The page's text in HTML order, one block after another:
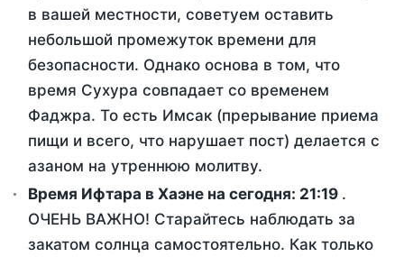
в вашей местности, советуем оставить
небольшой промежуток времени для
безопасности. Однако основа в том, что
время Сухура совпадает со временем
Фаджра. То есть Имсак (прерывание приема
пищи и всего, что нарушает пост) делается с
азаном на утреннюю молитву.
Время Ифтара в Хаэне на сегодня: 21:19 .
ОЧЕНЬ ВАЖНО! Старайтесь наблюдать за
закатом солнца самостоятельно. Как только